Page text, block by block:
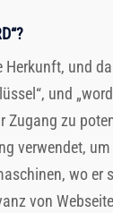
Herkunft, und
und
Zugang zu
verwendet,
wo
von